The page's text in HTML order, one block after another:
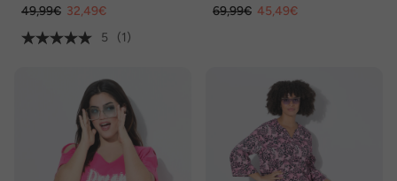
49,99€ 32,49€
5
(1)
69,99€ 45,49€